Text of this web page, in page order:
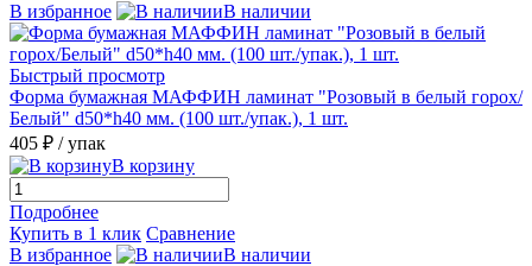
В избранное В наличии
Быстрый просмотр
Форма бумажная МАФФИН ламинат "Розовый в белый горох/
Белый" d50*h40 мм. (100 шт./упак.), 1 шт.
405 ₽ / упак
В корзину
Подробнее
Купить в 1 клик Сравнение
В избранное
В наличии